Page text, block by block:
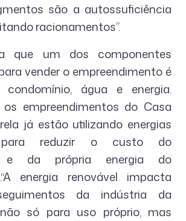
são a autossuficiência
racionamentos”.
que um dos componentes
vender o empreendimento é
água e energia.
os empreendimentos do Casa
já estão utilizando energias
para reduzir o custo do
e da própria energia do
energia renovável impacta
da indústria da
só para uso próprio, mas